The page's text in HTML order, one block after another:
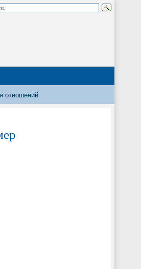
отношений